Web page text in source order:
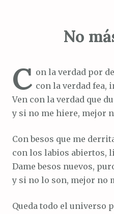
No
C on la verdad por
con la verdad fea,
Ven con la verdad que
y si no me hiere, mejor
Con besos que me
con los labios abiertos,
Dame besos nuevos,
y si no lo son, mejor no
Queda todo el universo